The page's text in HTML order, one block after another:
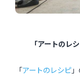
過去のオープン講
「アートの
「アートのレシピ